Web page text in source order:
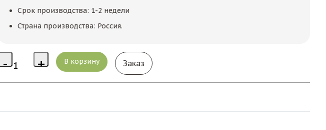
Срок производства: 1-2 недели
Страна производства: Россия.
Заказ